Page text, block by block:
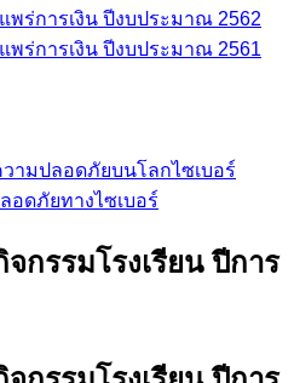
แพร่การเงิน ปีงบประมาณ 2562
แพร่การเงิน ปีงบประมาณ 2561
วามปลอดภัยบนโลกไซเบอร์
อดภัยทางไซเบอร์
กรรมโรงเรียน ปีการ